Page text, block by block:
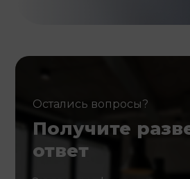
Остались вопросы?
Получите
ответ